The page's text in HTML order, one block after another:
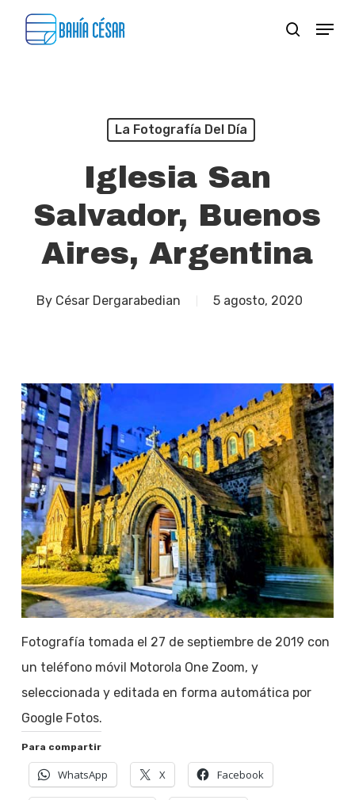
search
Menu
La Fotografía Del Día
Iglesia San
Salvador, Buenos
Aires, Argentina
By César Dergarabedian 5 agosto, 2020
Fotografía tomada el 27 de septiembre de 2019 con
un teléfono móvil Motorola One Zoom, y
seleccionada y editada en forma automática por
Google Fotos.
Para compartir
WhatsApp X Facebook